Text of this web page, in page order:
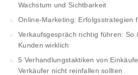
Wachstum und Sichtbarkeit
Online-Marketing: Erfolgsstrategien
Verkaufsgespräch richtig führen: So
Kunden wirklich
5 Verhandlungstaktiken von
Verkäufer nicht reinfallen sollten